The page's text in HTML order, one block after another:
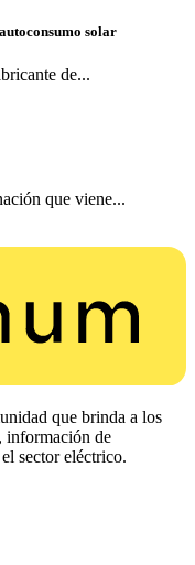
solar
de...
que viene...
que brinda a los
información de
sector eléctrico.